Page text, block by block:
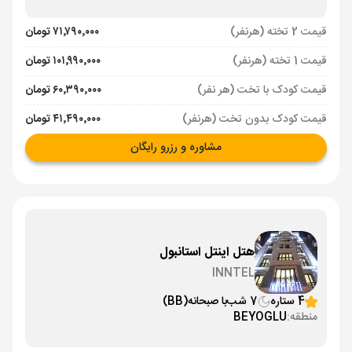
قیمت 2 تخته (هرنفر)
۷۱٬۷۹۰٬۰۰۰ تومان
قیمت 1 تخته (هرنفر)
۱۰۱٬۹۹۰٬۰۰۰ تومان
قیمت کودک با تخت (هر نفر)
۶۰٬۳۹۰٬۰۰۰ تومان
قیمت کودک بدون تخت (هرنفر)
۴۱٬۴۹۰٬۰۰۰ تومان
مشاوره و رزرو رایگان
هتل اینتل استانبول
INNTEL
4 ستاره
7 شب با صبحانه(BB)
منطقه:BEYOGLU